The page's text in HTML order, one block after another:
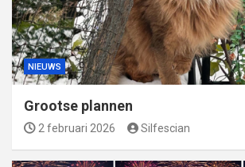
NIEUWS
Grootse plannen
2 februari 2026 Silfescian